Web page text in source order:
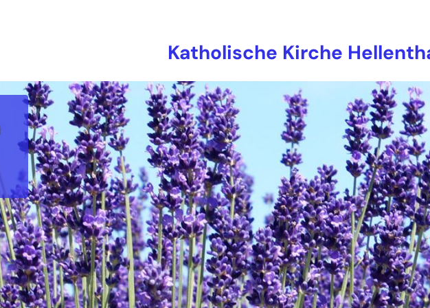
Katholische Kirche